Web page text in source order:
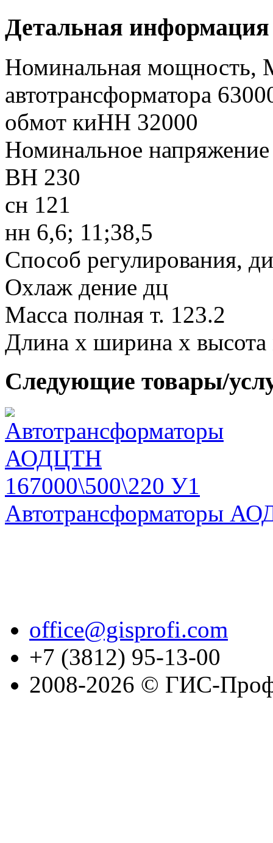
Детальная информация
Номинальная
автотрансформатора
обмот киНН 32000
Номинальное
ВН 230
сн 121
нн 6,6; 11;38,5
Способ регулирования,
Охлаж дение дц
Масса полная т. 123.2
Длина х ширина х
Следующие товары/
Автотрансформаторы
office@gisprofi.com
+7 (3812) 95-13-00
2008-2026 © ГИС-